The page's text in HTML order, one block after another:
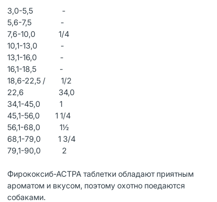
3,0-5,5 -
5,6-7,5 -
7,6-10,0 1/4
10,1-13,0 -
13,1-16,0 -
16,1-18,5 -
18,6-22,5 / 1/2
22,6 34,0
34,1-45,0 1
45,1-56,0 1 1/4
56,1-68,0 1½
68,1-79,0 1 3/4
79,1-90,0 2
Фирококсиб-АСТРА таблетки обладают приятным
ароматом и вкусом, поэтому охотно поедаются
собаками.